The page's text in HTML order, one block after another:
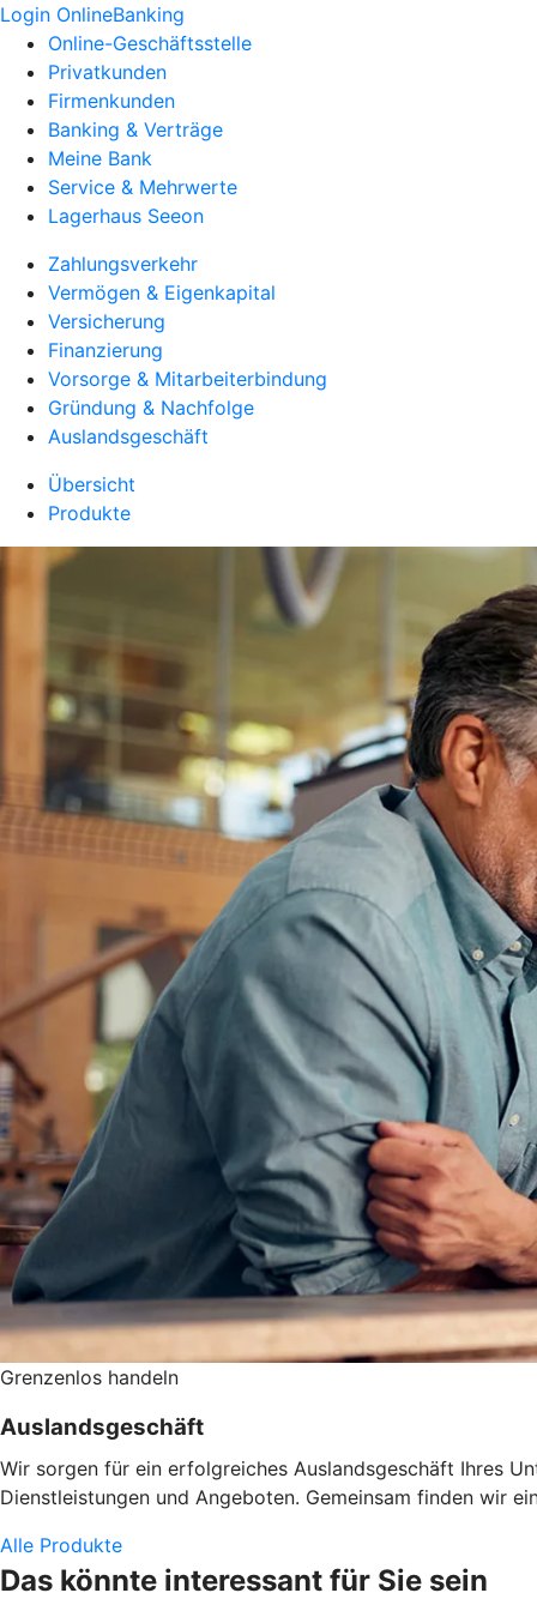
Login OnlineBanking
Online-Geschäftsstelle
Privatkunden
Firmenkunden
Banking & Verträge
Meine Bank
Service & Mehrwerte
Lagerhaus Seeon
Zahlungsverkehr
Vermögen & Eigenkapital
Versicherung
Finanzierung
Vorsorge & Mitarbeiterbindung
Gründung & Nachfolge
Auslandsgeschäft
Übersicht
Produkte
Grenzenlos handeln
Auslandsgeschäft
Wir sorgen für ein erfolgreiches Auslandsgeschäft Ihres
Dienstleistungen und Angeboten. Gemeinsam finden wir
Alle Produkte
Das könnte interessant für Sie sein